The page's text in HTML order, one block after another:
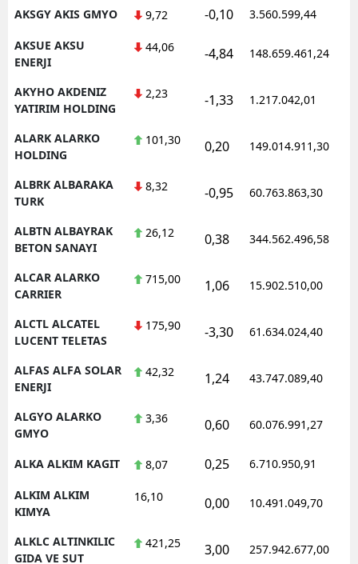
Siirt
Sinop
Tokat
Şanlıurfa
Uşak
Zonguldak
Kırıkkale
Batman
AKSGY AKIS GMYO 9,72 -0,10 3.560.599,44
AKSUE AKSU
ENERJI
44,06 -4,84 148.659.461,24
AKYHO AKDENIZ
YATIRIM HOLDING
2,23 -1,33 1.217.042,01
ALARK ALARKO
HOLDING
101,30 0,20 149.014.911,30
ALBRK ALBARAKA
TURK
8,32 -0,95 60.763.863,30
ALBTN ALBAYRAK
BETON SANAYI
26,12 0,38 344.562.496,58
ALCAR ALARKO
CARRIER
715,00 1,06 15.902.510,00
ALCTL ALCATEL
LUCENT TELETAS
175,90 -3,30 61.634.024,40
ALFAS ALFA SOLAR
ENERJI
42,32 1,24 43.747.089,40
ALGYO ALARKO
GMYO
3,36 0,60 60.076.991,27
ALKA ALKIM KAGIT 8,07 0,25 6.710.950,91
ALKIM ALKIM
KIMYA
16,10 0,00 10.491.049,70
ALKLC ALTINKILIC
GIDA VE SUT
421,25 3,00 257.942.677,00